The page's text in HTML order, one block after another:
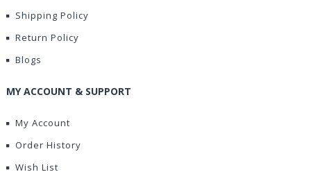
Shipping Policy
Return Policy
Blogs
MY ACCOUNT & SUPPORT
My Account
Order History
Wish List